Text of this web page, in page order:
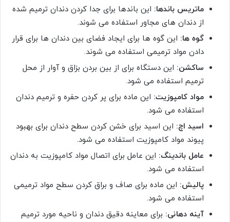
ماتریس باندها: این باندها برای جدا کردن دندان ترمیم شده
از دندان های مجاور استفاده می شوند.
گوه ها: این گوه ها برای ایجاد فضای بین دندان ها برای قرار
دادن مواد ترمیمی استفاده می شوند.
ساکشن: این دستگاه برای از بین بردن بزاق و آوار از محل
ترمیم استفاده می شود.
مواد کامپوزیت: این ماده برای پر کردن حفره و ترمیم دندان
استفاده می شود.
اسید اچ: این اسید برای خشن کردن سطح دندان برای بهبود
پیوند مواد کامپوزیت استفاده می شود.
عامل باندینگ: این عامل برای اتصال مواد کامپوزیت به دندان
استفاده می شود.
پالیش: این ماده برای صاف و براق کردن سطح مواد ترمیمی
استفاده می شود.
آینه دهانی: برای معاینه دقیق دندان و ناحیه مورد ترمیم